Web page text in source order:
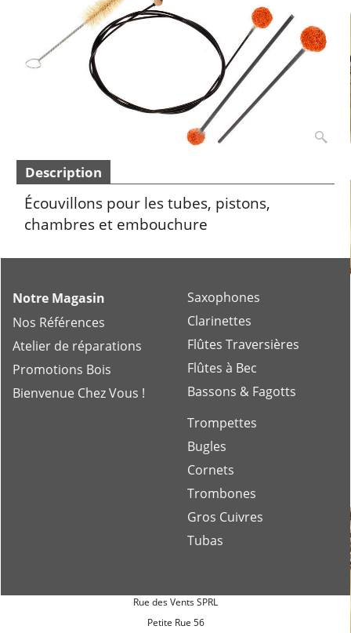
Description
Écouvillons pour les tubes, pistons,
chambres et embouchure
Notre Magasin
Nos Références
Atelier de réparations
Promotions Bois
Bienvenue Chez Vous !
Saxophones
Clarinettes
Flûtes Traversières
Flûtes à Bec
Bassons & Fagotts
Trompettes
Bugles
Cornets
Trombones
Gros Cuivres
Tubas
Rue des Vents SPRL
Petite Rue 56